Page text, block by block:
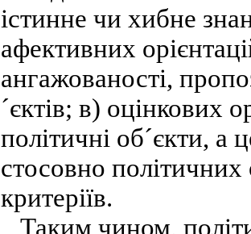
істинне чи хибне
афективних
ангажованості,
´єктів; в) оцінкових
політичні об´єкти, а
стосовно політичних
критеріїв.
Таким чином,